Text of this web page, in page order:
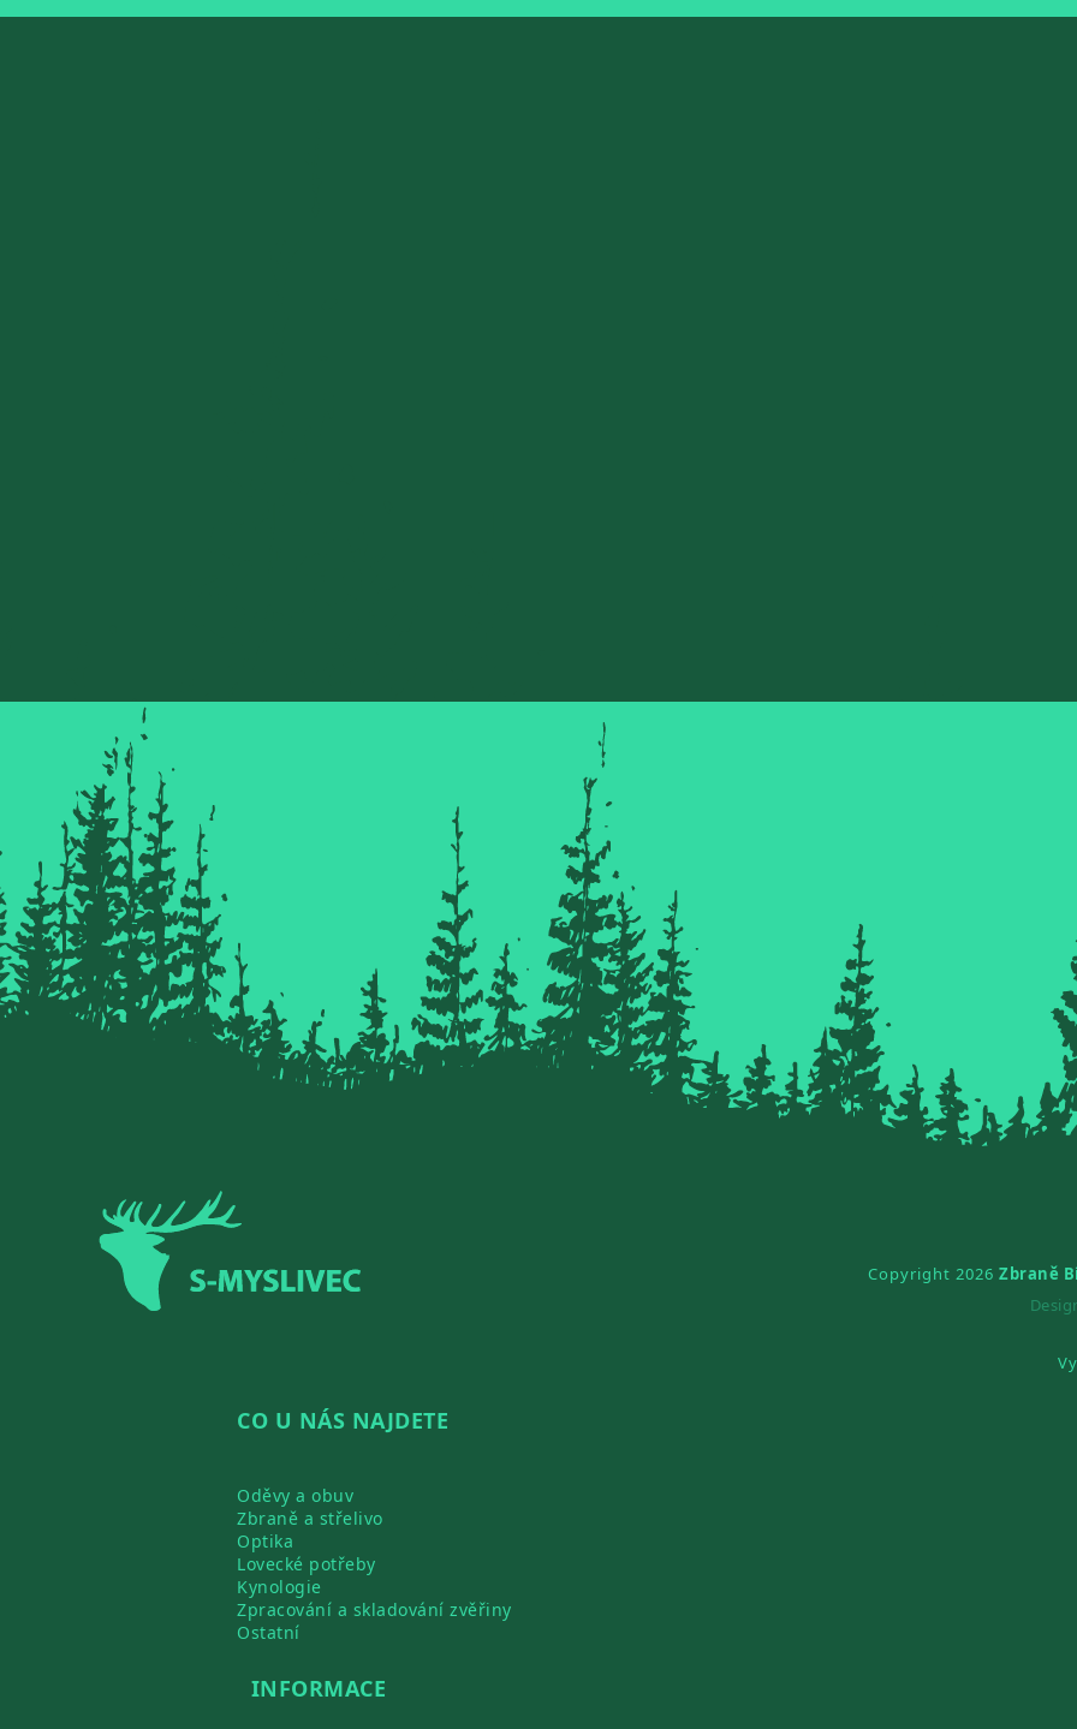
CO U NÁS NAJDETE
Oděvy a obuv
Zbraně a střelivo
Optika
Lovecké potřeby
Kynologie
Zpracování a skladování zvěřiny
Ostatní
INFORMACE
Copyright 2026 Zbraně